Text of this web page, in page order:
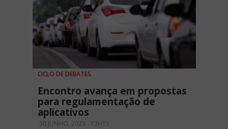
CICLO DE DEBATES
Encontro avança em propostas
para regulamentação de
aplicativos
30 JUNHO, 2023 - 13H15